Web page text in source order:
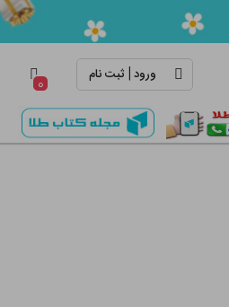
ورود| ثبت نام ۰